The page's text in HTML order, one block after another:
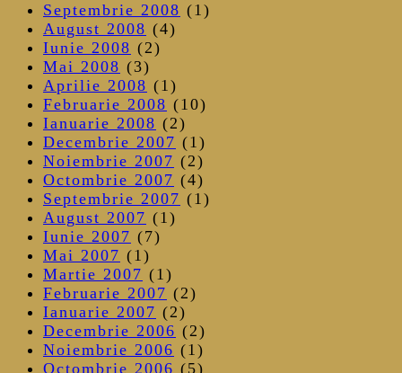
Septembrie 2008 (1)
August 2008 (4)
Iunie 2008 (2)
Mai 2008 (3)
Aprilie 2008 (1)
Februarie 2008 (10)
Ianuarie 2008 (2)
Decembrie 2007 (1)
Noiembrie 2007 (2)
Octombrie 2007 (4)
Septembrie 2007 (1)
August 2007 (1)
Iunie 2007 (7)
Mai 2007 (1)
Martie 2007 (1)
Februarie 2007 (2)
Ianuarie 2007 (2)
Decembrie 2006 (2)
Noiembrie 2006 (1)
Octombrie 2006 (5)